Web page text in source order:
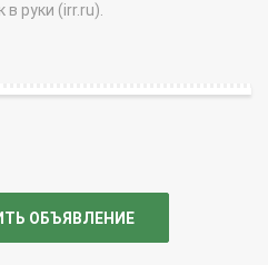
в руки (irr.ru).
ОБЪЯВЛЕНИЕ